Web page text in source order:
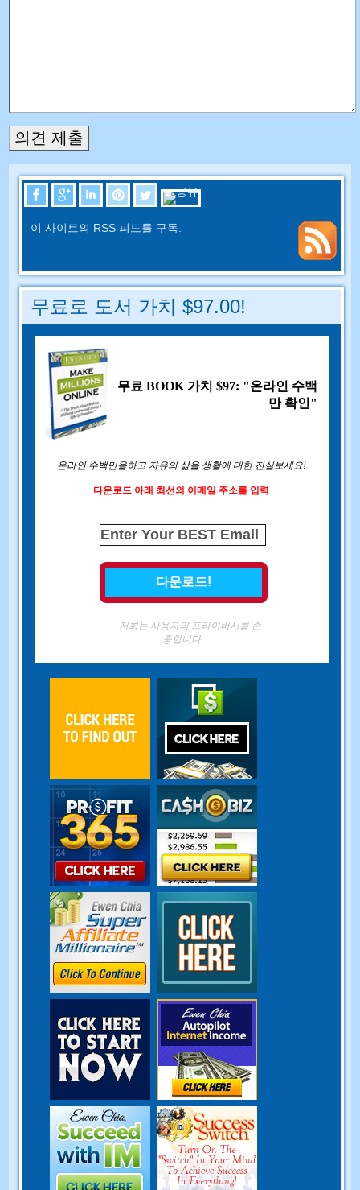
이 사이트의 RSS 피드를 구독.
무료로 도서 가치 $97.00!
무료 BOOK 가치 $97: "온라인 수백
만 확인"
온라인 수백만을하고 자유의 삶을 생활에 대한 진실보세요!
다운로드 아래 최선의 이메일 주소를 입력
저희는 사용자의 프라이버시를 존
중합니다